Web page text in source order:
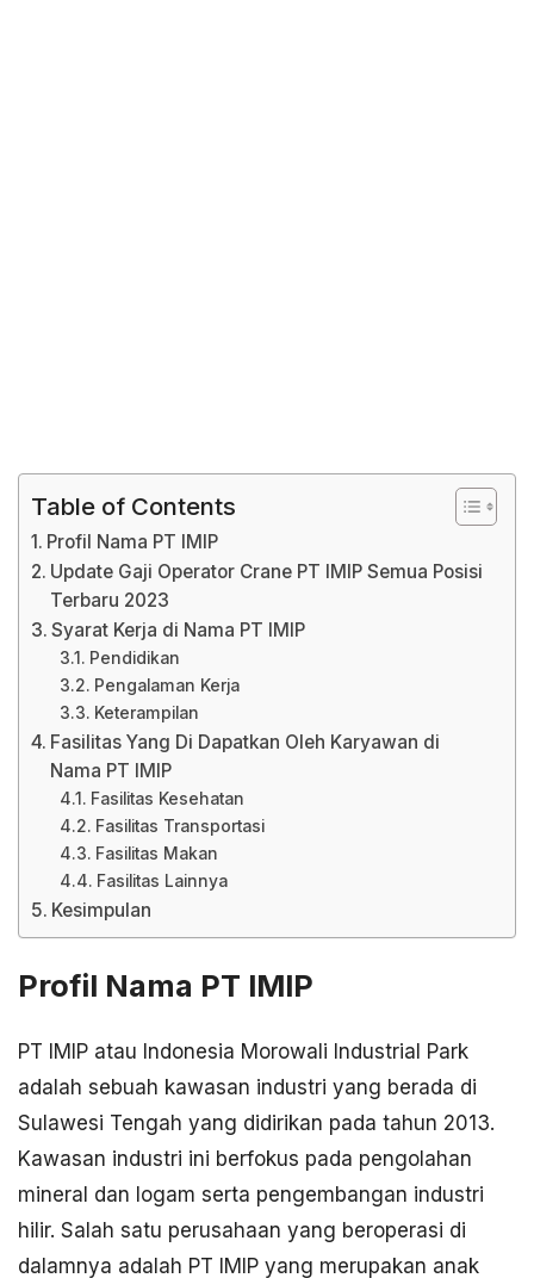
Table of Contents
Profil Nama PT IMIP
Update Gaji Operator Crane PT IMIP Semua Posisi
Terbaru 2023
Syarat Kerja di Nama PT IMIP
Pendidikan
Pengalaman Kerja
Keterampilan
Fasilitas Yang Di Dapatkan Oleh Karyawan di
Nama PT IMIP
Fasilitas Kesehatan
Fasilitas Transportasi
Fasilitas Makan
Fasilitas Lainnya
Kesimpulan
Profil Nama PT IMIP
PT IMIP atau Indonesia Morowali Industrial Park
adalah sebuah kawasan industri yang berada di
Sulawesi Tengah yang didirikan pada tahun 2013.
Kawasan industri ini berfokus pada pengolahan
mineral dan logam serta pengembangan industri
hilir. Salah satu perusahaan yang beroperasi di
dalamnya adalah PT IMIP yang merupakan anak